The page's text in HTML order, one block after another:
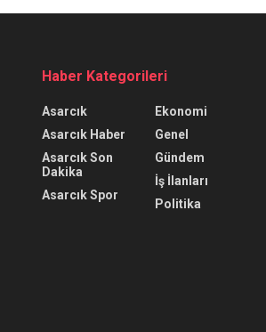
Haber Kategorileri
Asarcık
Asarcık Haber
Asarcık Son
Dakika
Asarcık Spor
Ekonomi
Genel
Gündem
İş İlanları
Politika